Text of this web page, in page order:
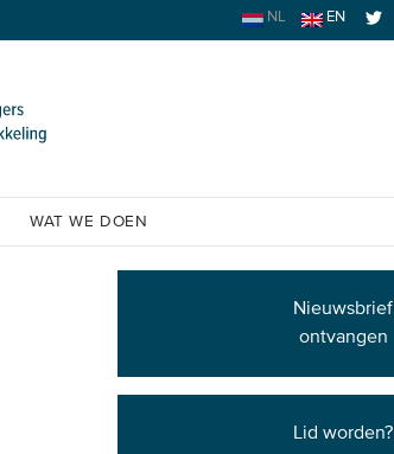
NL EN
WAT WE DOEN
Nieuwsbrief
ontvangen
Lid worden?